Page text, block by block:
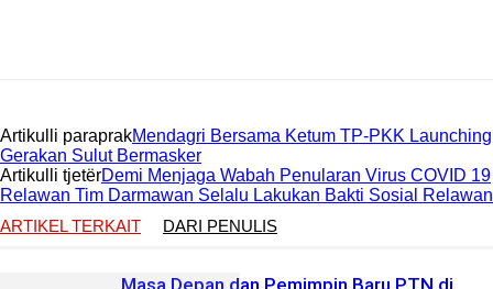
Artikulli paraprakMendagri Bersama Ketum TP-PKK Launching
Gerakan Sulut Bermasker
Artikulli tjetërDemi Menjaga Wabah Penularan Virus COVID 19
Relawan Tim Darmawan Selalu Lakukan Bakti Sosial Relawan
ARTIKEL TERKAIT
DARI PENULIS
Masa Depan dan Pemimpin Baru PTN di